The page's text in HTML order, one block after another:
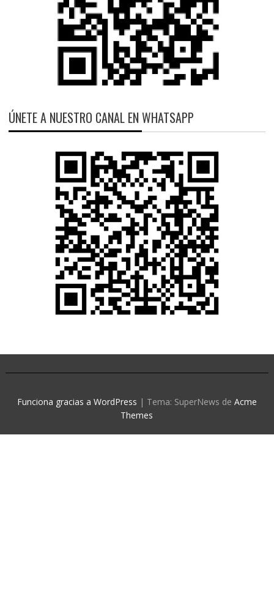
ÚNETE A NUESTRO CANAL EN WHATSAPP
Funciona gracias a WordPress | Tema: SuperNews de Acme
Themes